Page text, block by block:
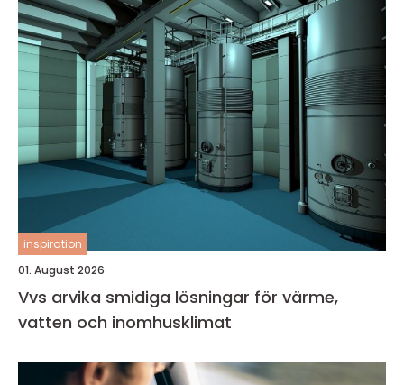
inspiration
01. August 2026
Vvs arvika smidiga lösningar för värme,
vatten och inomhusklimat